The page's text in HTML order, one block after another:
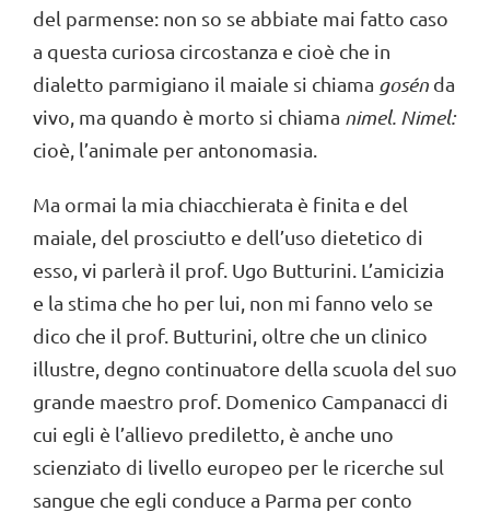
del parmense: non so se abbiate mai fatto caso
a questa curiosa circostanza e cioè che in
dialetto parmigiano il maiale si chiama gosén da
vivo, ma quando è morto si chiama nimel. Nimel:
cioè, l’animale per antonomasia.
Ma ormai la mia chiacchierata è finita e del
maiale, del prosciutto e dell’uso dietetico di
esso, vi parlerà il prof. Ugo Butturini. L’amicizia
e la stima che ho per lui, non mi fanno velo se
dico che il prof. Butturini, oltre che un clinico
illustre, degno continuatore della scuola del suo
grande maestro prof. Domenico Campanacci di
cui egli è l’allievo prediletto, è anche uno
scienziato di livello europeo per le ricerche sul
sangue che egli conduce a Parma per conto